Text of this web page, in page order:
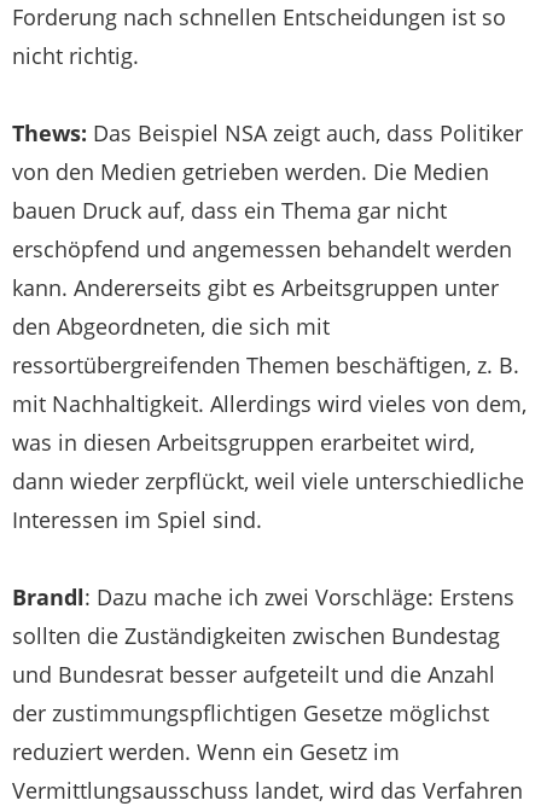
Forderung nach schnellen Entscheidungen ist so
nicht richtig.
Thews: Das Beispiel NSA zeigt auch, dass Politiker
von den Medien getrieben werden. Die Medien
bauen Druck auf, dass ein Thema gar nicht
erschöpfend und angemessen behandelt werden
kann. Andererseits gibt es Arbeitsgruppen unter
den Abgeordneten, die sich mit
ressortübergreifenden Themen beschäftigen, z. B.
mit Nachhaltigkeit. Allerdings wird vieles von dem,
was in diesen Arbeitsgruppen erarbeitet wird,
dann wieder zerpflückt, weil viele unterschiedliche
Interessen im Spiel sind.
Brandl: Dazu mache ich zwei Vorschläge: Erstens
sollten die Zuständigkeiten zwischen Bundestag
und Bundesrat besser aufgeteilt und die Anzahl
der zustimmungspflichtigen Gesetze möglichst
reduziert werden. Wenn ein Gesetz im
Vermittlungsausschuss landet, wird das Verfahren